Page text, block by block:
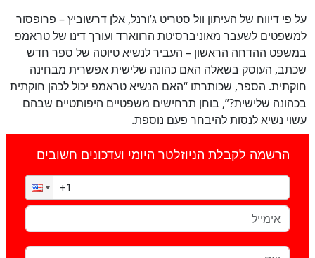
על פי דיווח של העיתון וול סטריט ג’ורנל, אלן דרשוביץ – פרופסור
למשפטים לשעבר מאוניברסיטת הרווארד ועורך דינו של טראמפ
במשפט ההדחה הראשון – העביר לנשיא טיוטה של ספר חדש
שכתב, העוסק בשאלה האם כהונה שלישית אפשרית מבחינה
חוקתית. הספר, שכותרתו “האם הנשיא טראמפ יכול לכהן חוקתית
בכהונה שלישית?”, בוחן תרחישים משפטיים היפותטיים שבהם
עשוי נשיא לנסות להיבחר פעם נוספת.
הרשמה לקבלת הניוזלטר היומי ועדכונים חשובים